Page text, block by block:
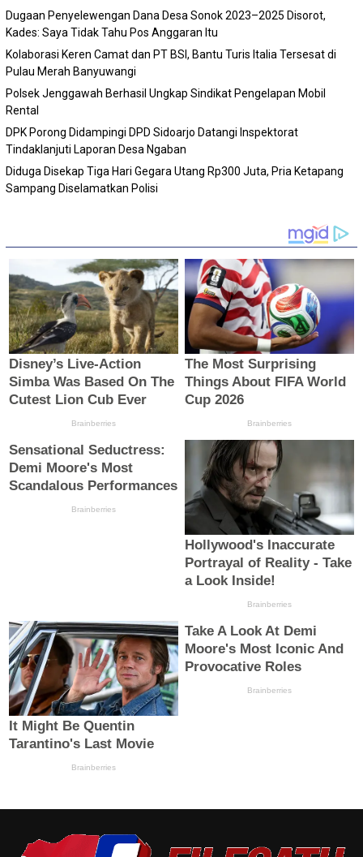
Dugaan Penyelewengan Dana Desa Sonok 2023–2025 Disorot,
Kades: Saya Tidak Tahu Pos Anggaran Itu
Kolaborasi Keren Camat dan PT BSI, Bantu Turis Italia Tersesat di
Pulau Merah Banyuwangi
Polsek Jenggawah Berhasil Ungkap Sindikat Pengelapan Mobil
Rental
DPK Porong Didampingi DPD Sidoarjo Datangi Inspektorat
Tindaklanjuti Laporan Desa Ngaban
Diduga Disekap Tiga Hari Gegara Utang Rp300 Juta, Pria Ketapang
Sampang Diselamatkan Polisi